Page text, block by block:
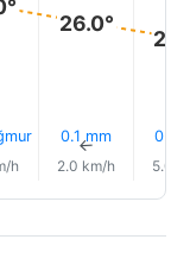
h
26.0°
0.1 mm
↑
2.0 km/h
0.5
5.0